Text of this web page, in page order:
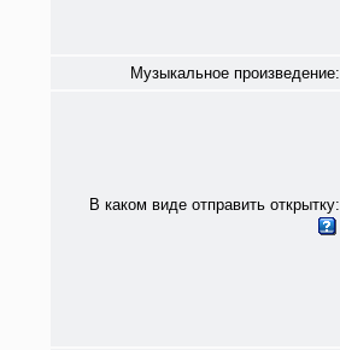
Музыкальное произведение:
В каком виде отправить открытку: